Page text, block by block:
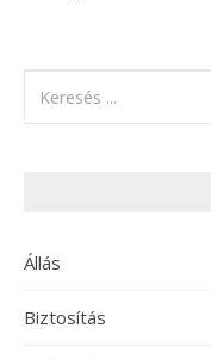
Állás
Biztosítás